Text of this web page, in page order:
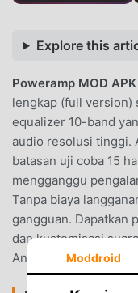
Explore this
Poweramp MOD APK
lengkap (full version)
equalizer 10-band
audio resolusi tinggi.
batasan uji coba 15
mengganggu
Tanpa biaya
gangguan. Dapatkan
dan kustomisasi
Android Anda.Moddroid